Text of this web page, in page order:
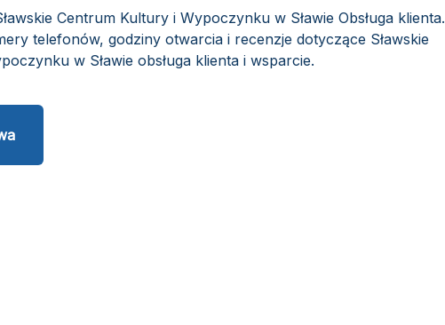
Centrum Kultury i Wypoczynku w Sławie Obsługa klienta.
telefonów, godziny otwarcia i recenzje dotyczące Sławskie
w Sławie obsługa klienta i wsparcie.